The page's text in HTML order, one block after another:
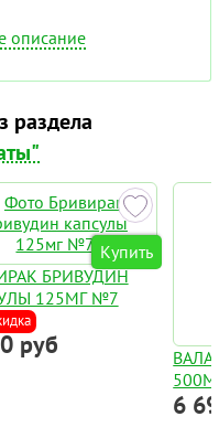
описание
раздела
Купить
БРИВУДИН
125МГ №7
руб
6